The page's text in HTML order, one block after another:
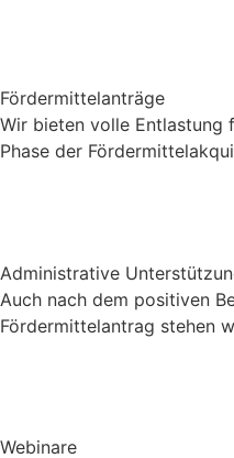
Fördermittelanträge
Wir bieten volle Entlastung
Phase der
Administrative
Auch nach dem positiven
Fördermittelantrag stehen
Webinare